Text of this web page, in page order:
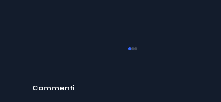
Commenti